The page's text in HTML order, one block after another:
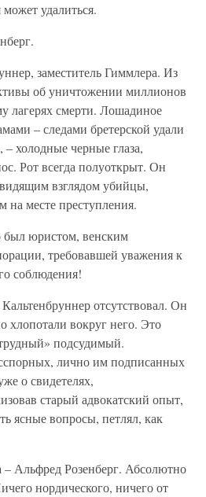
удалиться.
заместитель Гиммлера. Из
об уничтожении миллионов
лагерях смерти. Лошадиное
– следами бретерской удали
– холодные черные глаза,
Рот всегда полуоткрыт. Он
взглядом убийцы,
месте преступления.
был юристом, венским
требовавшей уважения к
соблюдения!
отсутствовал. Он
хлопотали вокруг него. Это
подсудимый.
лично им подписанных
о свидетелях,
старый адвокатский опыт,
ясные вопросы, петлял, как
– Альфред Розенберг. Абсолютно
нордического, ничего от